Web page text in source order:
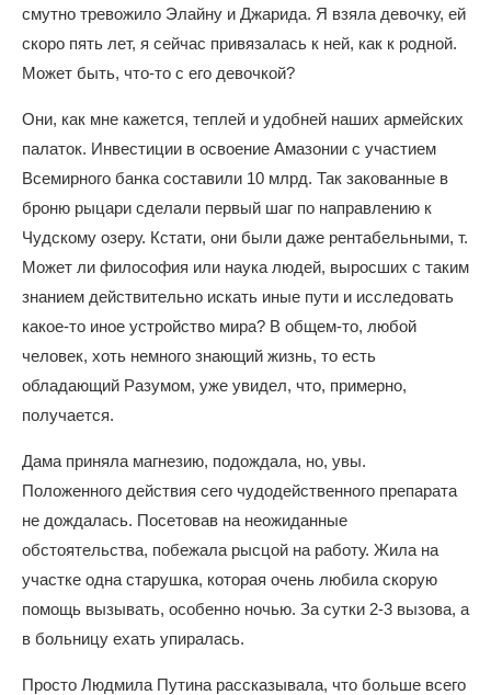
смутно тревожило Элайну и Джарида. Я взяла девочку, ей
скоро пять лет, я сейчас привязалась к ней, как к родной.
Может быть, что-то с его девочкой?
Они, как мне кажется, теплей и удобней наших армейских
палаток. Инвестиции в освоение Амазонии с участием
Всемирного банка составили 10 млрд. Так закованные в
броню рыцари сделали первый шаг по направлению к
Чудскому озеру. Кстати, они были даже рентабельными, т.
Может ли философия или наука людей, выросших с таким
знанием действительно искать иные пути и исследовать
какое-то иное устройство мира? В общем-то, любой
человек, хоть немного знающий жизнь, то есть
обладающий Разумом, уже увидел, что, примерно,
получается.
Дама приняла магнезию, подождала, но, увы.
Положенного действия сего чудодейственного препарата
не дождалась. Посетовав на неожиданные
обстоятельства, побежала рысцой на работу. Жила на
участке одна старушка, которая очень любила скорую
помощь вызывать, особенно ночью. За сутки 2-3 вызова, а
в больницу ехать упиралась.
Просто Людмила Путина рассказывала, что больше всего